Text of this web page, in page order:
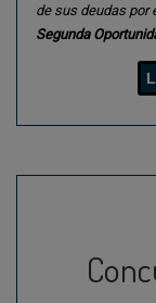
de sus deudas por
Segunda